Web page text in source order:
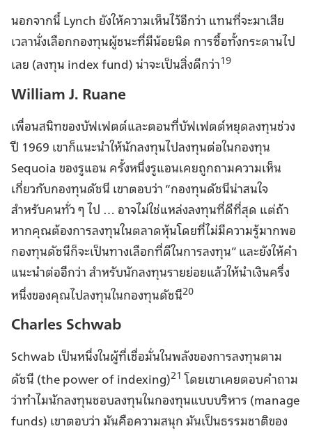
นอกจากนี้ Lynch ยังให้ความเห็นไว้อีกว่า แทนที่จะมาเสีย
เวลานั่งเลือกกองทุนผู้ชนะที่มีน้อยนิด การซื้อทั้งกระดานไป
เลย (ลงทุน index fund) น่าจะเป็นสิ่งดีกว่า19
William J. Ruane
เพื่อนสนิทของบัฟเฟตต์และตอนที่บัฟเฟตต์หยุดลงทุนช่วง
ปี 1969 เขาก็แนะนำให้นักลงทุนไปลงทุนต่อในกองทุน
Sequoia ของรูแอน ครั้งหนึ่งรูแอนเคยถูกถามความเห็น
เกี่ยวกับกองทุนดัชนี เขาตอบว่า “กองทุนดัชนีน่าสนใจ
สำหรับคนทั่ว ๆ ไป … อาจไม่ใช่แหล่งลงทุนที่ดีที่สุด แต่ถ้า
หากคุณต้องการลงทุนในตลาดหุ้นโดยที่ไม่มีความรู้มากพอ
กองทุนดัชนีก็จะเป็นทางเลือกที่ดีในการลงทุน” และยังให้คำ
แนะนำต่ออีกว่า สำหรับนักลงทุนรายย่อยแล้วให้นำเงินครึ่ง
หนึ่งของคุณไปลงทุนในกองทุนดัชนี20
Charles Schwab
Schwab เป็นหนึ่งในผู้ที่เชื่อมั่นในพลังของการลงทุนตาม
ดัชนี (the power of indexing)21 โดยเขาเคยตอบคำถาม
ว่าทำไมนักลงทุนชอบลงทุนในกองทุนแบบบริหาร (manage
funds) เขาตอบว่า มันคือความสนุก มันเป็นธรรมชาติของ